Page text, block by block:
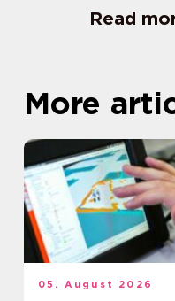
Read
More
05. August 2026